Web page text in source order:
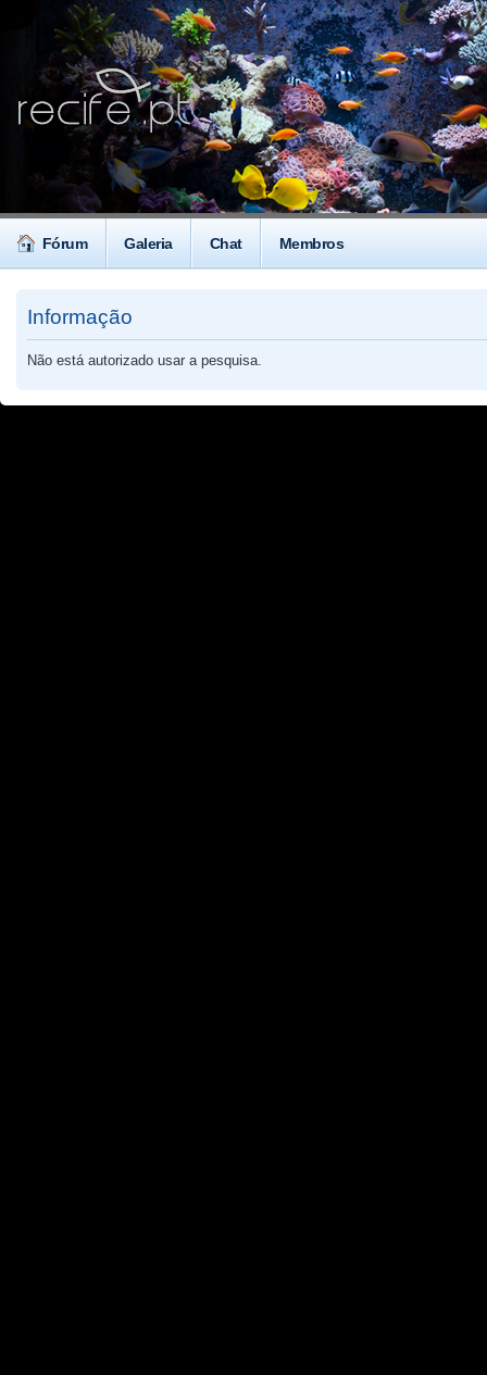
Fórum Galeria Chat Membros
Informação
Não está autorizado usar a pesquisa.